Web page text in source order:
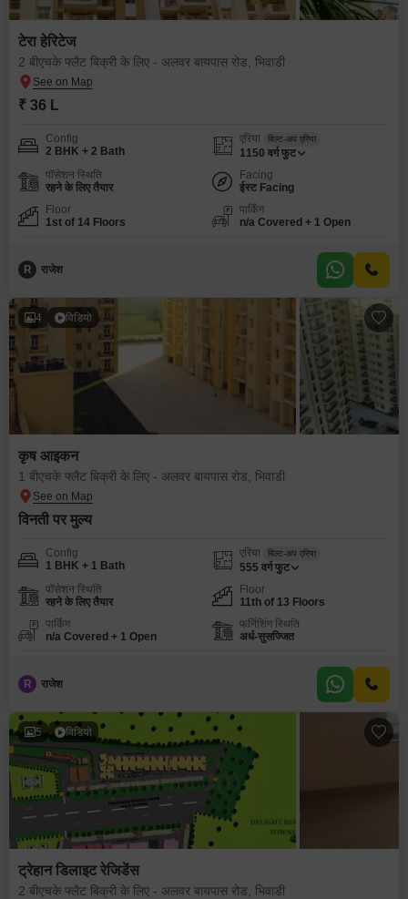
टेरा हेरिटेज
2 बीएचके फ्लैट बिक्री के लिए - अलवर बायपास रोड, भिवाडी
₹ 36 L
Config
2 BHK + 2 Bath
एरिया बिल्ट-अप एरिया
1150 वर्ग फुट
पॉसेशन स्थिति
रहने के लिए तैयार
Facing
ईस्ट Facing
Floor
1st of 14 Floors
पार्किंग
n/a Covered + 1 Open
R राजेश
4 विडियो
कृष आइकन
1 बीएचके फ्लैट बिक्री के लिए - अलवर बायपास रोड, भिवाडी
विनती पर मुल्य
Config
1 BHK + 1 Bath
एरिया बिल्ट-अप एरिया
555 वर्ग फुट
पॉसेशन स्थिति
रहने के लिए तैयार
Floor
11th of 13 Floors
पार्किंग
n/a Covered + 1 Open
फर्निशिंग स्थिति
अर्ध-सुसज्जित
R राजेश
5 विडियो
ट्रेहान डिलाइट रेजिडेंस
2 बीएचके फ्लैट बिक्री के लिए - अलवर बायपास रोड, भिवाडी